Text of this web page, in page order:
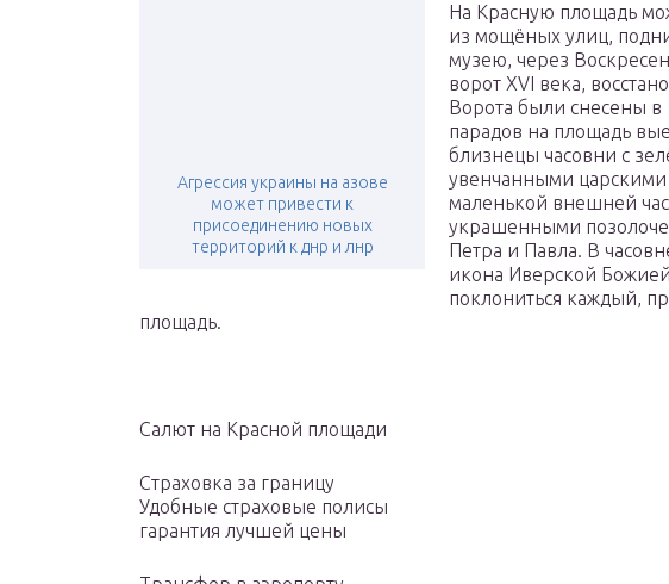
Агрессия украины на азове
может привести к
присоединению новых
территорий к днр и лнр
На Красную площадь
из мощёных улиц,
музею, через
ворот XVI века,
Ворота были снесены в
парадов на площадь
близнецы часовни с
увенчанными царскими
маленькой внешней
украшенными
Петра и Павла. В
икона Иверской
поклониться каждый,
площадь.
Салют на Красной площади
Страховка за границу
Удобные страховые полисы
гарантия лучшей цены